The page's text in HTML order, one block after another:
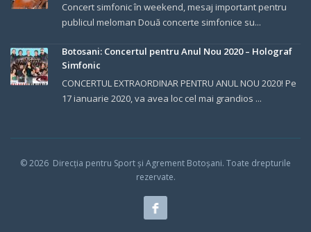
Concert simfonic în weekend, mesaj important pentru
publicul meloman Două concerte simfonice su...
Botosani: Concertul pentru Anul Nou 2020 – Holograf
Simfonic
CONCERTUL EXTRAORDINAR PENTRU ANUL NOU 2020! Pe
17 ianuarie 2020, va avea loc cel mai grandios ...
© 2026 Direcția pentru Sport și Agrement Botoșani. Toate drepturile
rezervate.